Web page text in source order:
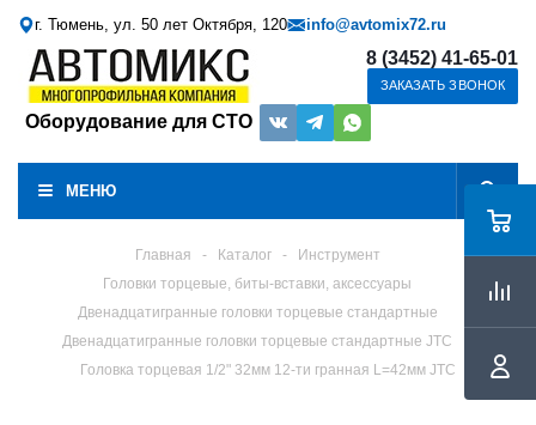
г. Тюмень, ул. 50 лет Октября, 120 info@avtomix72.ru
Оборудование для СТО
8 (3452) 41-65-01
ЗАКАЗАТЬ ЗВОНОК
МЕНЮ
Главная - Каталог -
Инструмент
Головки торцевые, биты-вставки, аксессуары
Двенадцатигранные головки торцевые стандартные
Двенадцатигранные головки торцевые стандартные JTC
Головка торцевая 1/2" 32мм 12-ти гранная L=42мм JTC